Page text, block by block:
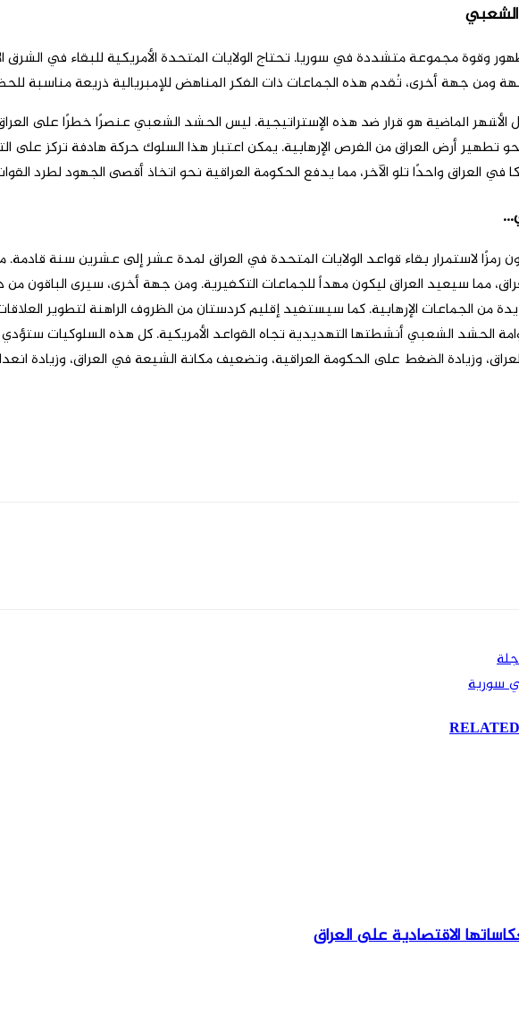
وقوة مجموعة متشددة في سوريا. تحتاج الولايات المتحدة الأمريكية للبقاء في
ومن جهة أخرى، تُقدم هذه الجماعات ذات الفكر المناهض للإمبريالية ذريعة مناسبة
الماضية هو قرار ضد هذه الإستراتيجية. ليس الحشد الشعبي عنصرًا خطرًا على
تطهير أرض العراق من الفرص الإرهابية. يمكن اعتبار هذا السلوك حركة هادفة تركز
في العراق واحدًا تلو الآخر، مما يدفع الحكومة العراقية نحو اتخاذ أقصى الجهود لطرد
لاستمرار بقاء قواعد الولايات المتحدة في العراق لمدة عشر إلى عشرين سنة
مما سيعيد العراق ليكون مهداً للجماعات التكفيرية. ومن جهة أخرى، سيرى الباقون
الجماعات الإرهابية. كما سيستفيد إقليم كردستان من الظروف الراهنة لتطوير
الشعبي أنشطتها التهديدية تجاه القواعد الأمريكية. كل هذه السلوكيات
وزيادة الضغط على الحكومة العراقية، وتضعيف مكانة الشيعة في العراق، وزيادة
سورية
الاقتصادية على العراق